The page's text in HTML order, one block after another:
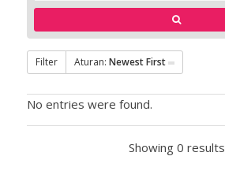
Filter Aturan: Newest First
No entries were found.
Showing 0 results